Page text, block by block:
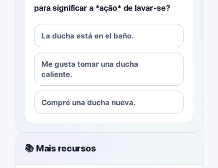
para significar a *ação* de lavar-se?
La ducha está en el baño.
Me gusta tomar una ducha
caliente.
Compré una ducha nueva.
📚 Mais recursos